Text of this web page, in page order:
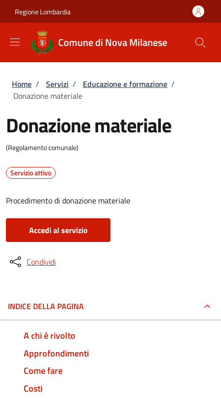
Regione Lombardia
Comune di Nova Milanese
Briciole di pane
Home / Servizi / Educazione e formazione /
Donazione materiale
Donazione materiale
(Regolamento comunale)
Servizio attivo
Procedimento di donazione materiale
Accedi al servizio
Condividi
INDICE DELLA PAGINA
A chi è rivolto
Approfondimenti
Come fare
Costi